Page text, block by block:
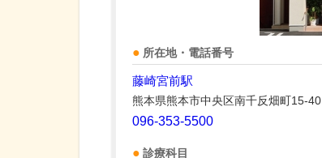
所在地・電話番号
藤崎宮前駅
熊本県熊本市中央区南千反畑町15-40
096-353-5500
診療科目